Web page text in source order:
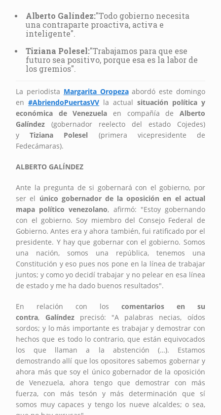
Alberto Galíndez:"Todo gobierno necesita
una contraparte proactiva, activa e
inteligente".
Tiziana Polesel:"Trabajamos para que ese
futuro sea positivo, porque esa es la labor de
los gremios".
La periodista Margarita Oropezaabordó este domingo
en#AbriendoPuertasVV la actual situación política y
económica de Venezuela en compañía de Alberto
Galíndez (gobernador reelecto del estado Cojedes)
yTiziana Polesel (primera vicepresidente de
Fedecámaras).
ALBERTO GALÍNDEZ
Ante la pregunta de si gobernará con el gobierno, por
ser el único gobernador de la oposición en el actual
mapa político venezolano, afirmó: "Estoy gobernando
con el gobierno. Soy miembro del Consejo Federal de
Gobierno. Antes era y ahora también, fui ratificado por el
presidente. Y hay que gobernar con el gobierno. Somos
una nación, somos una república, tenemos una
Constitución y eso pues nos pone en la línea de trabajar
juntos; y como yo decidí trabajar y no pelear en esa línea
de estado y me ha dado buenos resultados".
En relación con los comentarios en su
contra, Galíndezprecisó: "A palabras necias, oídos
sordos; y lo más importante es trabajar y demostrar con
hechos que es todo lo contrario, que están equivocados
los que llaman a la abstención (…). Estamos
demostrando allí que los opositores sabemos gobernar y
ahora más que soy el único gobernador de la oposición
de Venezuela, ahora tengo que demostrar con más
fuerza, con más tesón y más determinación que sí
somos muy capaces y tengo los nueve alcaldes; o sea,